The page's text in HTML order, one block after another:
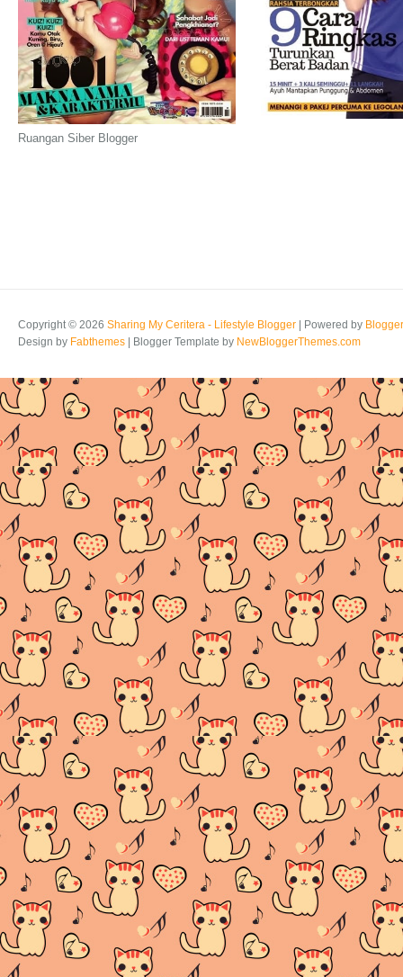
Ruangan Siber Blogger
Copyright © 2026 Sharing My Ceritera - Lifestyle Blogger | Powered by Blogger
Design by Fabthemes | Blogger Template by NewBloggerThemes.com